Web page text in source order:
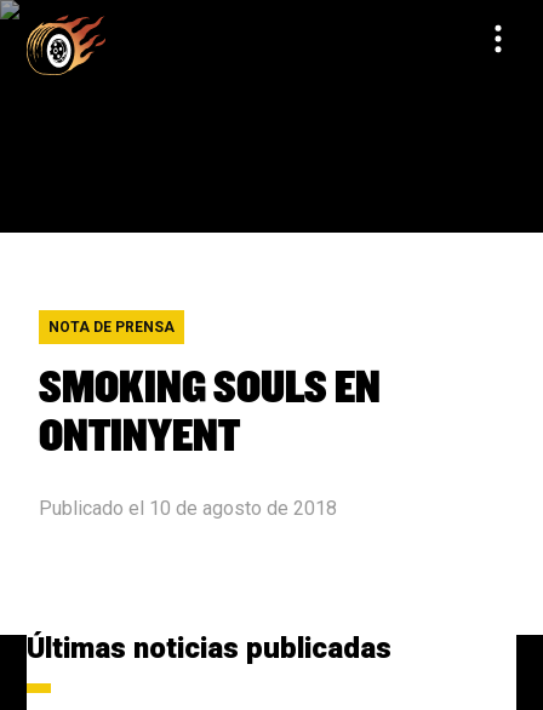
NOTA DE PRENSA
SMOKING SOULS EN
ONTINYENT
Publicado el 10 de agosto de 2018
Últimas noticias publicadas